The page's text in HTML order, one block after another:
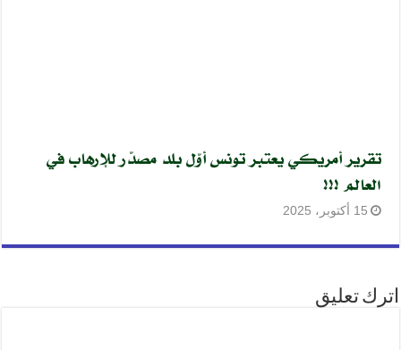
تقرير أمريكي يعتبر تونس أوّل بلد مصدّر للإرهاب في
العالم !!!
15 أكتوبر، 2025
اترك تعليق